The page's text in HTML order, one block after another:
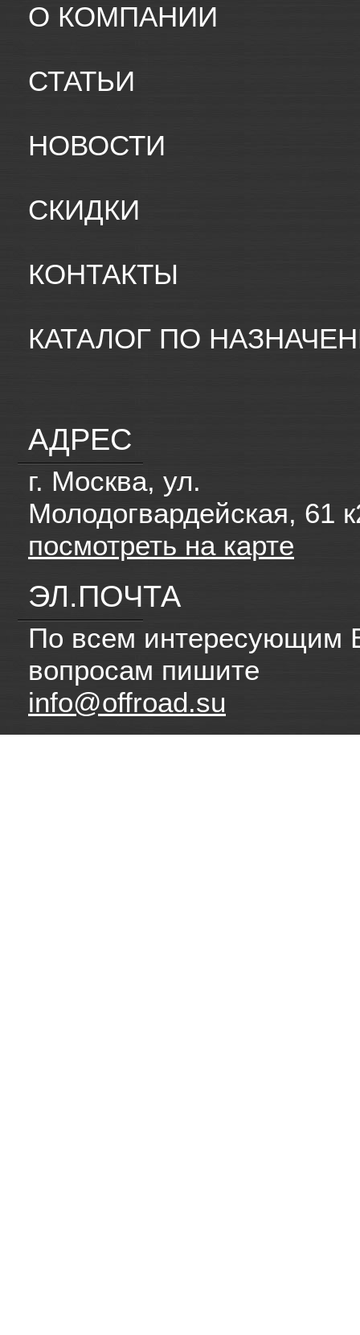
О КОМПАНИИ
СТАТЬИ
НОВОСТИ
СКИДКИ
КОНТАКТЫ
КАТАЛОГ ПО
АДРЕС
г. Москва, ул.
Молодогвардейская, 61
посмотреть на карте
ЭЛ.ПОЧТА
По всем интересующим
вопросам пишите
info@offroad.su